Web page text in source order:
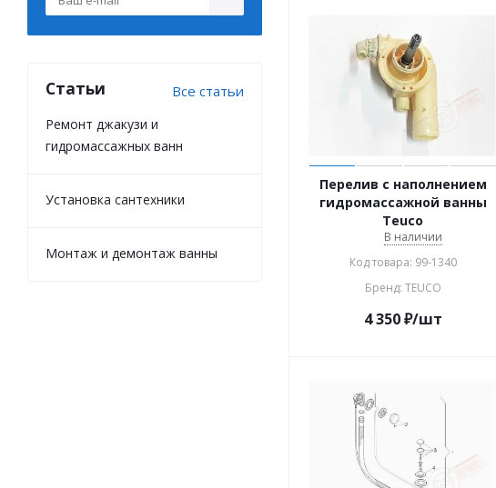
Перелив с наполнением
гидромассажной ванны
Teuco
В наличии
Код товара: 99-1340
Бренд: TEUCO
4 350₽/шт
Статьи Все статьи
Ремонт джакузи и
гидромассажных ванн
Установка сантехники
Монтаж и демонтаж ванны